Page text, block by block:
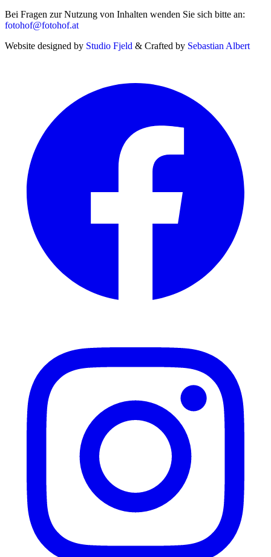
Bei Fragen zur Nutzung von Inhalten wenden Sie sich bitte an:
fotohof@fotohof.at
Website designed by Studio Fjeld & Crafted by Sebastian Albert